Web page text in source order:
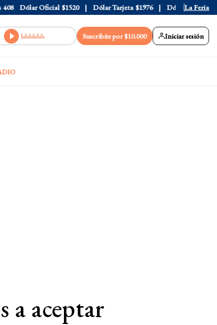
Dólar Oficial $1520 Dólar Tarjeta $1976 Dólar Blue $1530
La Feria
Suscribite por $10.000 Iniciar sesión
a aceptar